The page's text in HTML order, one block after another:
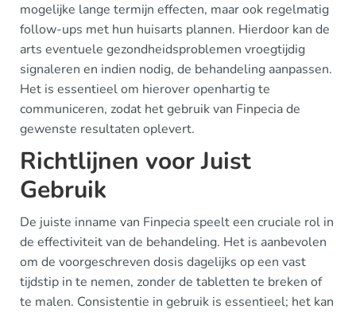
mogelijke lange termijn effecten, maar ook regelmatig
follow-ups met hun huisarts plannen. Hierdoor kan de
arts eventuele gezondheidsproblemen vroegtijdig
signaleren en indien nodig, de behandeling aanpassen.
Het is essentieel om hierover openhartig te
communiceren, zodat het gebruik van Finpecia de
gewenste resultaten oplevert.
Richtlijnen voor Juist
Gebruik
De juiste inname van Finpecia speelt een cruciale rol in
de effectiviteit van de behandeling. Het is aanbevolen
om de voorgeschreven dosis dagelijks op een vast
tijdstip in te nemen, zonder de tabletten te breken of
te malen. Consistentie in gebruik is essentieel; het kan